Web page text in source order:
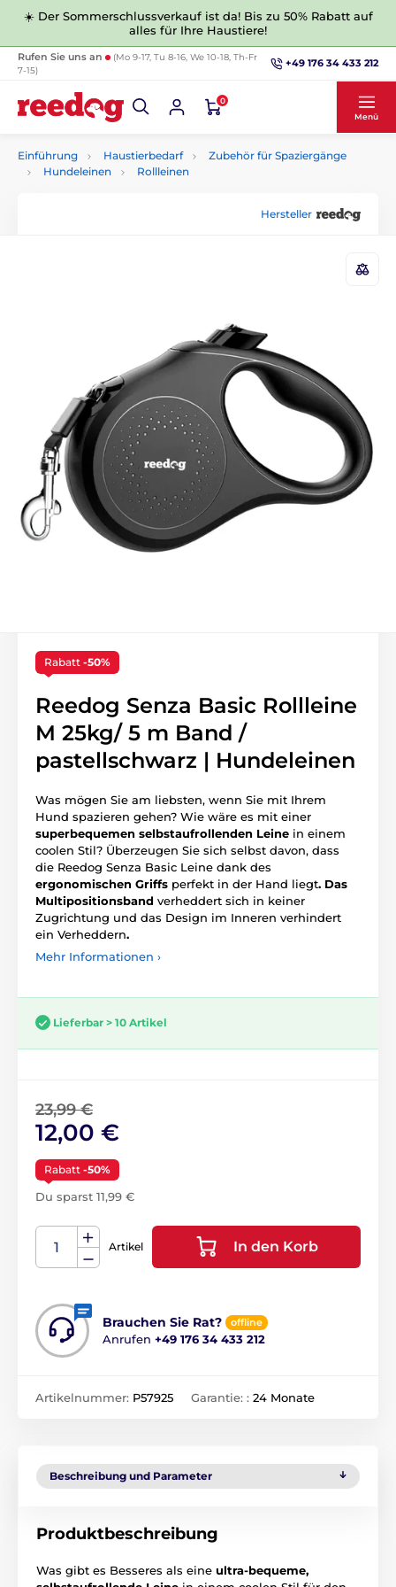
☀️ Der Sommerschlussverkauf ist da! Bis zu 50% Rabatt auf
alles für Ihre Haustiere!
Rufen Sie uns an
(Mo 9-17, Tu 8-16, We 10-18, Th-Fr
7-15)
+49 176 34 433 212
0
Menü
Einführung Haustierbedarf
Zubehör für Spaziergänge
Hundeleinen
Rollleinen
Hersteller
Rabatt -50%
Reedog Senza Basic Rollleine
M 25kg/ 5 m Band /
pastellschwarz | Hundeleinen
Was mögen Sie am liebsten, wenn Sie mit Ihrem
Hund spazieren gehen? Wie wäre es mit einer
superbequemen selbstaufrollenden Leine in einem
coolen Stil? Überzeugen Sie sich selbst davon, dass
die Reedog Senza Basic Leine dank des
ergonomischen Griffs perfekt in der Hand liegt. Das
Multipositionsband verheddert sich in keiner
Zugrichtung und das Design im Inneren verhindert
ein Verheddern.
Mehr Informationen ›
Lieferbar > 10 Artikel
23,99 €
12,00 €
Rabatt -50%
Du sparst 11,99 €
Artikel In den Korb
Brauchen Sie Rat? offline
Anrufen +49 176 34 433 212
Artikelnummer: P57925 Garantie: : 24 Monate
Beschreibung und Parameter
Produktbeschreibung
Was gibt es Besseres als eine ultra-bequeme,